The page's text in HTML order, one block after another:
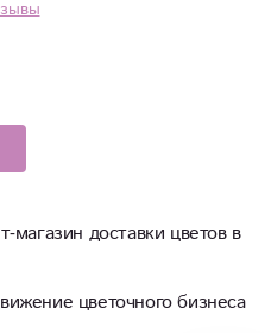
магазин доставки цветов в
цветочного бизнеса